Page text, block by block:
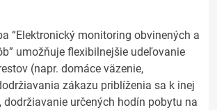
“Elektronický monitoring obvinených a
umožňuje flexibilnejšie udeľovanie
(napr. domáce väzenie,
zákazu priblíženia sa k inej
dodržiavanie určených hodín pobytu na